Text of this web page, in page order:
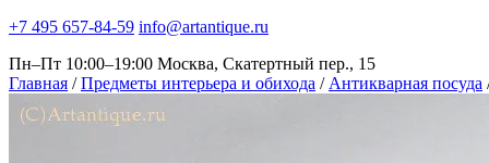
+7 495 657-84-59 info@artantique.ru
Пн–Пт 10:00–19:00 Москва, Скатертный пер., 15
Главная / Предметы интерьера и обихода / Антикварная посуда